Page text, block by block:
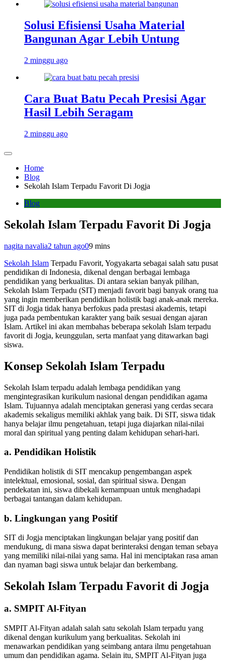
Solusi Efisiensi Usaha Material
Bangunan Agar Lebih Untung
2 minggu ago
Cara Buat Batu Pecah Presisi Agar
Hasil Lebih Seragam
2 minggu ago
Home
Blog
Sekolah Islam Terpadu Favorit Di Jogja
Blog
Sekolah Islam Terpadu Favorit Di Jogja
nagita navalia2 tahun ago09 mins
Sekolah Islam Terpadu Favorit, Yogyakarta sebagai salah satu pusat
pendidikan di Indonesia, dikenal dengan berbagai lembaga
pendidikan yang berkualitas. Di antara sekian banyak pilihan,
Sekolah Islam Terpadu (SIT) menjadi favorit bagi banyak orang tua
yang ingin memberikan pendidikan holistik bagi anak-anak mereka.
SIT di Jogja tidak hanya berfokus pada prestasi akademis, tetapi
juga pada pembentukan karakter yang baik sesuai dengan ajaran
Islam. Artikel ini akan membahas beberapa sekolah Islam terpadu
favorit di Jogja, keunggulan, serta manfaat yang ditawarkan bagi
siswa.
Konsep Sekolah Islam Terpadu
Sekolah Islam terpadu adalah lembaga pendidikan yang
mengintegrasikan kurikulum nasional dengan pendidikan agama
Islam. Tujuannya adalah menciptakan generasi yang cerdas secara
akademis sekaligus memiliki akhlak yang baik. Di SIT, siswa tidak
hanya belajar ilmu pengetahuan, tetapi juga diajarkan nilai-nilai
moral dan spiritual yang penting dalam kehidupan sehari-hari.
a. Pendidikan Holistik
Pendidikan holistik di SIT mencakup pengembangan aspek
intelektual, emosional, sosial, dan spiritual siswa. Dengan
pendekatan ini, siswa dibekali kemampuan untuk menghadapi
berbagai tantangan dalam kehidupan.
b. Lingkungan yang Positif
SIT di Jogja menciptakan lingkungan belajar yang positif dan
mendukung, di mana siswa dapat berinteraksi dengan teman sebaya
yang memiliki nilai-nilai yang sama. Hal ini menciptakan rasa aman
dan nyaman bagi siswa untuk belajar dan berkembang.
Sekolah Islam Terpadu Favorit di Jogja
a. SMPIT Al-Fityan
SMPIT Al-Fityan adalah salah satu sekolah Islam terpadu yang
dikenal dengan kurikulum yang berkualitas. Sekolah ini
menawarkan pendidikan yang seimbang antara ilmu pengetahuan
umum dan pendidikan agama. Selain itu, SMPIT Al-Fityan juga